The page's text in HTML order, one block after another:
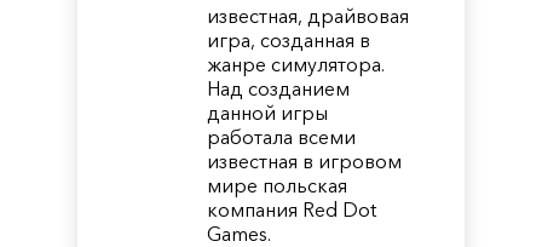
известная, драйвовая
игра, созданная в
жанре симулятора.
Над созданием
данной игры
работала всеми
известная в игровом
мире польская
компания Red Dot
Games.